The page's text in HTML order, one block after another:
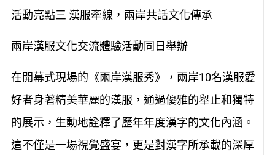
活動亮點三 漢服牽線，兩岸共話文化傳承
兩岸漢服文化交流體驗活動同日舉辦
在開幕式現場的《兩岸漢服秀》，兩岸10名漢服愛
好者身著精美華麗的漢服，通過優雅的舉止和獨特
的展示，生動地詮釋了歷年年度漢字的文化內涵。
這不僅是一場視覺盛宴，更是對漢字所承載的深厚